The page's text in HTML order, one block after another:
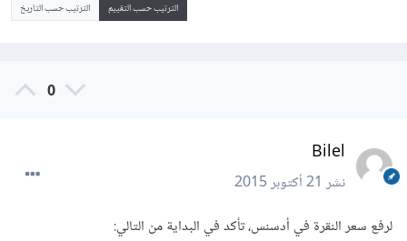
الترتيب حسب التقييم الترتيب حسب التاريخ
0
Bilel
نشر21 أكتوبر 2015
لرفع سعر النقرة في أدسنس، تأكد في البداية من التالي: